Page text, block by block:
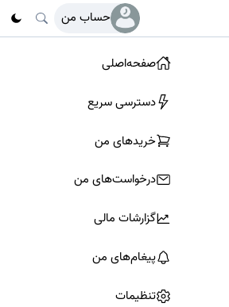
حساب من
صفحه‌اصلی
دسترسی سریع
خرید‌های من
درخواست‌های من
گزارشات مالی
پیغام‌های من
تنظیمات